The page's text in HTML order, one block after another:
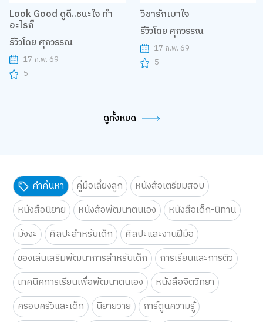
Look Good ดูดี..ชนะใจ ทำ
อะไรก็
รีวิวโดย ศุภวรรณ
17 ก.พ. 69
5
วิชารักเบาใจ
รีวิวโดย ศุภวรรณ
17 ก.พ. 69
5
ดูทั้งหมด
คำค้นหา คู่มือเลี้ยงลูก
หนังสือเตรียมสอบ
หนังสือนิยาย
หนังสือพัฒนาตนเอง
หนังสือเด็ก-นิทาน
มังงะ
ศิลปะสำหรับเด็ก
ศิลปะและงานฝีมือ
ของเล่นเสริมพัฒนาการสำหรับเด็ก
การเรียนและการติว
เทคนิคการเรียนเพื่อพัฒนาตนเอง
หนังสือจิตวิทยา
ครอบครัวและเด็ก
นิยายวาย
การ์ตูนความรู้